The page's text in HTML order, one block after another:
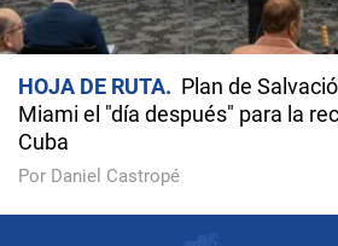
HOJA DE RUTA
Plan de
Miami el "día después" para la
Cuba
Por Daniel Castropé